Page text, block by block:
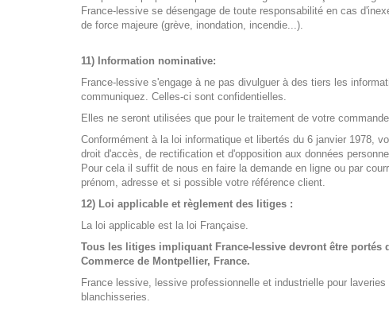
France-lessive se désengage de toute responsabilité en cas
de force majeure (grève, inondation, incendie...).
11) Information nominative:
France-lessive s'engage à ne pas divulguer à des tiers les
communiquez. Celles-ci sont confidentielles.
Elles ne seront utilisées que pour le traitement de votre
Conformément à la loi informatique et libertés du 6 janvier 1978,
droit d'accès, de rectification et d'opposition aux données
Pour cela il suffit de nous en faire la demande en ligne ou par
prénom, adresse et si possible votre référence client.
12) Loi applicable et règlement des litiges :
La loi applicable est la loi Française.
Tous les litiges impliquant France-lessive devront être portés
Commerce de Montpellier, France.
France lessive, lessive professionnelle et industrielle pour
blanchisseries.